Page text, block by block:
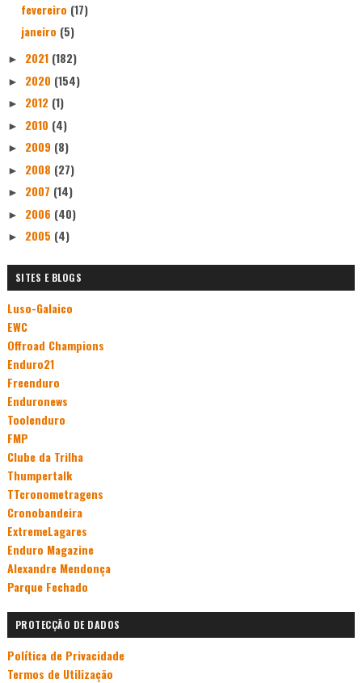
fevereiro (17)
janeiro (5)
► 2021 (182)
► 2020 (154)
► 2012 (1)
► 2010 (4)
► 2009 (8)
► 2008 (27)
► 2007 (14)
► 2006 (40)
► 2005 (4)
SITES E BLOGS
Luso-Galaico
EWC
Offroad Champions
Enduro21
Freenduro
Enduronews
Toolenduro
FMP
Clube da Trilha
Thumpertalk
TTcronometragens
Cronobandeira
ExtremeLagares
Enduro Magazine
Alexandre Mendonça
Parque Fechado
PROTECÇÃO DE DADOS
Política de Privacidade
Termos de Utilização